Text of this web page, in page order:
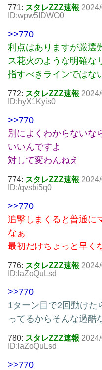
771: スタレZZZ速報
ID:wpw5IDWO0
>>770
利点はありますが厳選
ス花火のような明確な
指すべきラインではな
772: スタレZZZ速報
ID:hyX1Kyis0
>>770
別によくわからないな
いいんですよ
対して変わんねえ
774: スタレZZZ速報
ID:/qvsbi5q0
>>770
追撃しまくると普通に
なぁ
最初だけちょっと早く
776: スタレZZZ速報
ID:laZoQuLsd
>>770
1ターン目で2回動けた
ってるからそんな過酷
780: スタレZZZ速報
ID:laZoQuLsd
>>770